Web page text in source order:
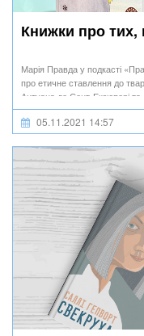
Книжки про тих,
Марія Правда у подкасті
про етичне ставлення до
Антуана де Сент-Екзюпері
05.11.2021 14:57